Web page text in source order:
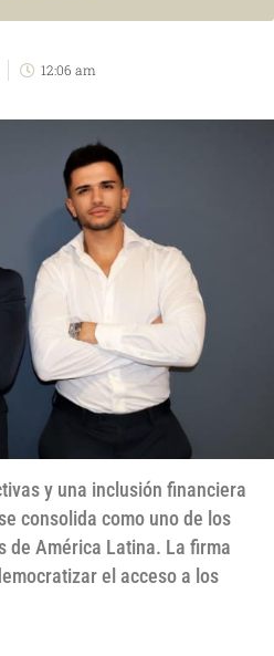
12:06 am
y una inclusión financiera
consolida como uno de los
de América Latina. La firma
el acceso a los